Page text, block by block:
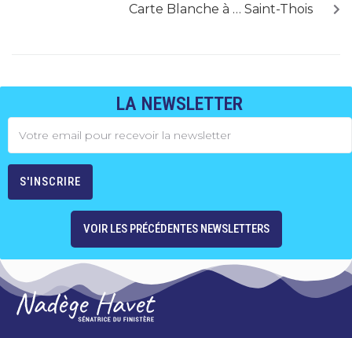
Carte Blanche à … Saint-Thois
LA NEWSLETTER
VOIR LES PRÉCÉDENTES NEWSLETTERS